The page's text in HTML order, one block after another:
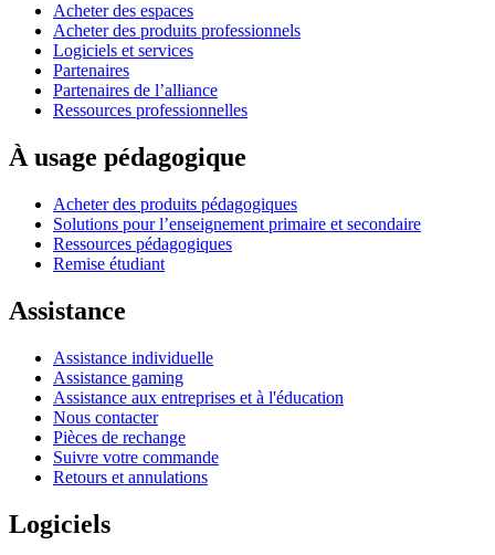
Acheter des espaces
Acheter des produits professionnels
Logiciels et services
Partenaires
Partenaires de l’alliance
Ressources professionnelles
À usage pédagogique
Acheter des produits pédagogiques
Solutions pour l’enseignement primaire et secondaire
Ressources pédagogiques
Remise étudiant
Assistance
Assistance individuelle
Assistance gaming
Assistance aux entreprises et à l'éducation
Nous contacter
Pièces de rechange
Suivre votre commande
Retours et annulations
Logiciels